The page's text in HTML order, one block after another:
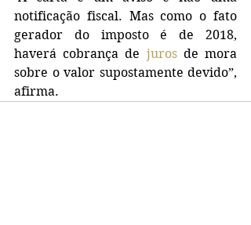
notificação fiscal. Mas como o fato
gerador do imposto é de 2018,
haverá cobrança de juros de mora
sobre o valor supostamente devido”,
afirma.